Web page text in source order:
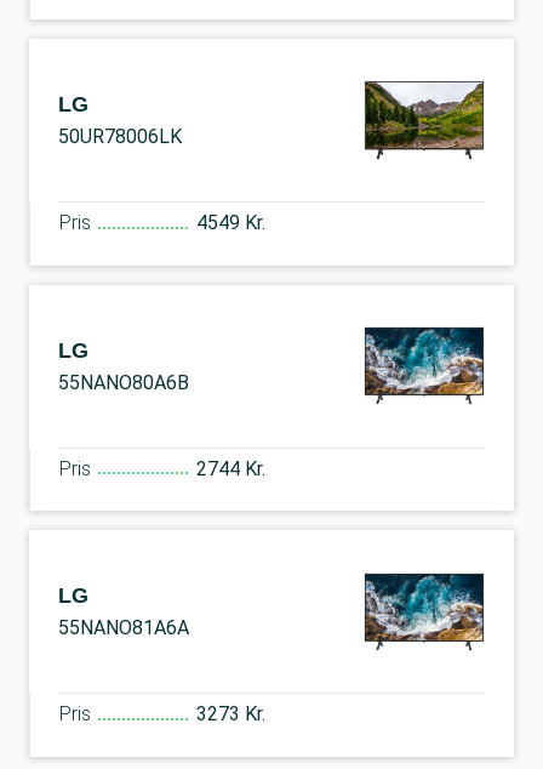
LG
50UR78006LK
Pris 4549 Kr.
LG
55NANO80A6B
Pris 2744 Kr.
LG
55NANO81A6A
Pris 3273 Kr.